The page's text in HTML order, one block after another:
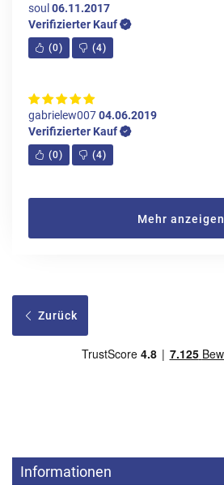
soul 06.11.2017
Verifizierter Kauf
(0) (4)
gabrielew00704.06.2019
Verifizierter Kauf
(0) (4)
Mehr anzeigen
Zurück
Informationen